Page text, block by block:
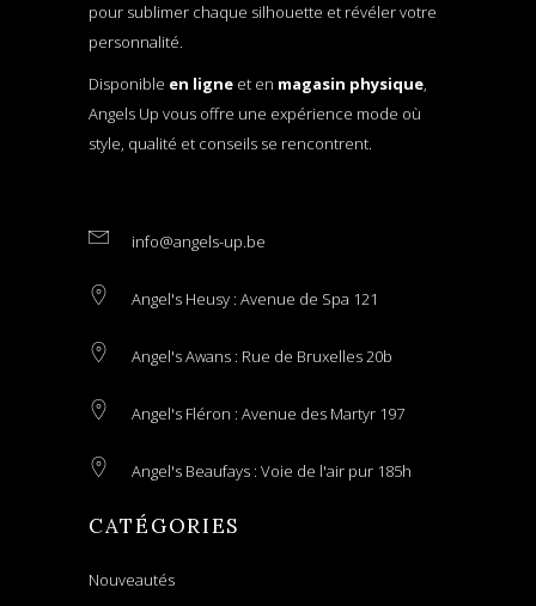
pour sublimer chaque silhouette et révéler votre
personnalité.
Disponible en ligne et en magasin physique,
Angels Up vous offre une expérience mode où
style, qualité et conseils se rencontrent.
info@angels-up.be
Angel's Heusy : Avenue de Spa 121
Angel's Awans : Rue de Bruxelles 20b
Angel's Fléron : Avenue des Martyr 197
Angel's Beaufays : Voie de l'air pur 185h
CATÉGORIES
Nouveautés